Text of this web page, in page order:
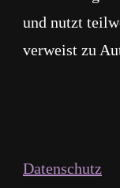
und nutzt
verweist zu
Datenschutz